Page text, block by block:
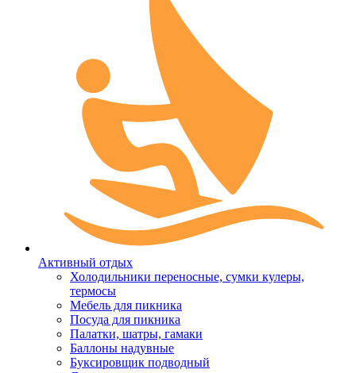
Активный отдых
Холодильники переносные, сумки кулеры,
термосы
Мебель для пикника
Посуда для пикника
Палатки, шатры, гамаки
Баллоны надувные
Буксировщик подводный